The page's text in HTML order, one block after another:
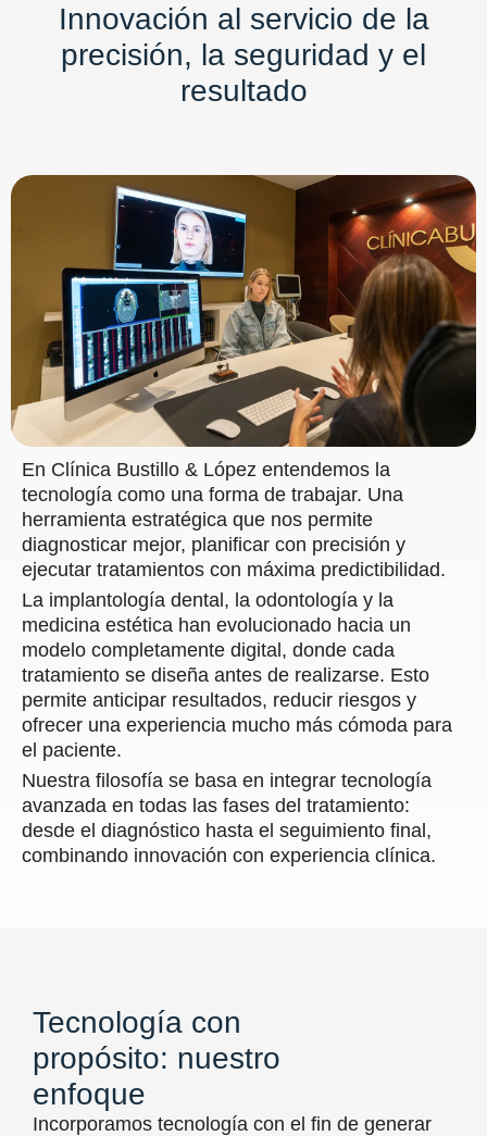
Innovación al servicio de la
precisión, la seguridad y el
resultado
En Clínica Bustillo & López entendemos la
tecnología como una forma de trabajar. Una
herramienta estratégica que nos permite
diagnosticar mejor, planificar con precisión y
ejecutar tratamientos con máxima predictibilidad.
La implantología dental, la odontología y la
medicina estética han evolucionado hacia un
modelo completamente digital, donde cada
tratamiento se diseña antes de realizarse. Esto
permite anticipar resultados, reducir riesgos y
ofrecer una experiencia mucho más cómoda para
el paciente.
Nuestra filosofía se basa en integrar tecnología
avanzada en todas las fases del tratamiento:
desde el diagnóstico hasta el seguimiento final,
combinando innovación con experiencia clínica.
Tecnología con
propósito: nuestro
enfoque
Incorporamos tecnología con el fin de generar